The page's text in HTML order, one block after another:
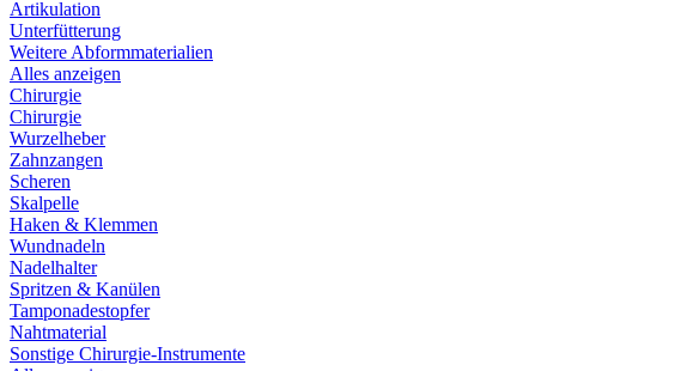
Artikulation
Unterfütterung
Weitere Abformmaterialien
Alles anzeigen
Chirurgie
Chirurgie
Wurzelheber
Zahnzangen
Scheren
Skalpelle
Haken & Klemmen
Wundnadeln
Nadelhalter
Spritzen & Kanülen
Tamponadestopfer
Nahtmaterial
Sonstige Chirurgie-Instrumente